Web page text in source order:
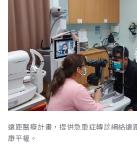
遠距醫療計畫，提供急重症轉診網絡遠
康平權。